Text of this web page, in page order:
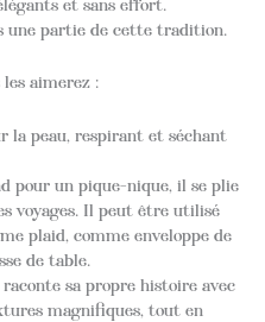
et sans effort.
une partie de cette tradition.
aimerez :
la peau, respirant et séchant
pour un pique-nique, il se plie
voyages. Il peut être utilisé
plaid, comme enveloppe de
de table.
sa propre histoire avec
magnifiques, tout en